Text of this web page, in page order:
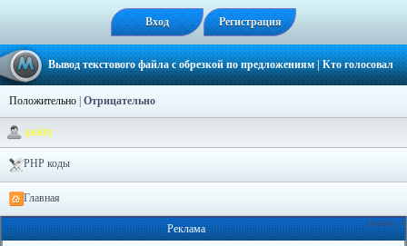
Вход Регистрация
Вывод текстового файла с обрезкой по предложениям| Кто голосовал
Положительно Отрицательно
quality
PHP коды
Главная
Онлайн: 4
Реклама